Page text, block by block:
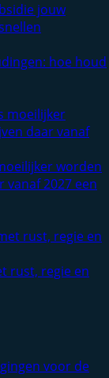
jouw
hoe houd
worden
vanaf 2027 een
rust, regie en